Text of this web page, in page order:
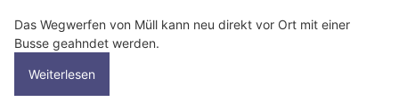
Das Wegwerfen von Müll kann neu direkt vor Ort mit einer
Busse geahndet werden.
Weiterlesen